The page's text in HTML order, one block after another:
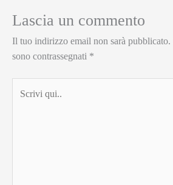
Lascia un commento
Il tuo indirizzo email non sarà pubblicato.
sono contrassegnati *
qui..